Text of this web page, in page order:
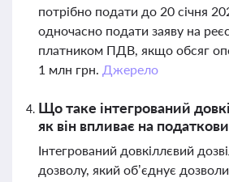
потрібно подати до 20 січня
одночасно подати заяву на
платником ПДВ, якщо обсяг
1 млн грн. Джерело
Що таке інтегрований
як він впливає на
Інтегрований довкіллєвий
дозволу, який об’єднує